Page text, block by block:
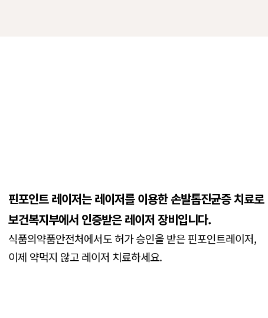
핀포인트 레이저는 레이저를 이용한 손발톱진균증 치료로
보건복지부에서 인증받은 레이저 장비입니다.
식품의약품안전처에서도 허가 승인을 받은 핀포인트레이저,
이제 약먹지 않고 레이저 치료하세요.